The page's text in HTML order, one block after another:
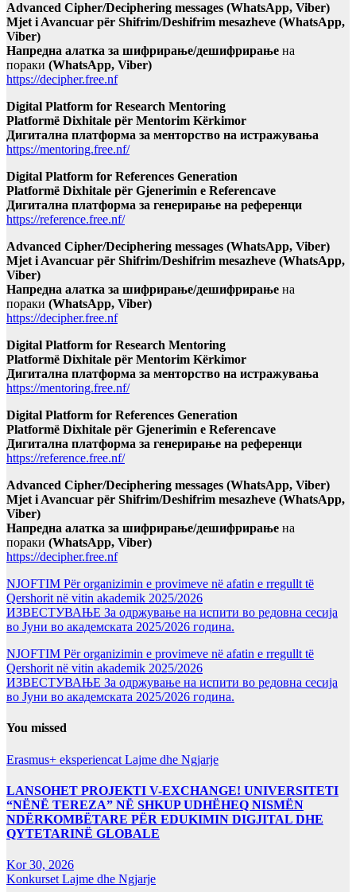
Advanced Cipher/Deciphering messages (WhatsApp, Viber)
Mjet i Avancuar për Shifrim/Deshifrim mesazheve (WhatsApp,
Viber)
Напредна алатка за шифрирање/дешифрирање на
пораки (WhatsApp, Viber)
https://decipher.free.nf
Digital Platform for Research Mentoring
Platformë Dixhitale për Mentorim Kërkimor
Дигитална платформа за менторство на истражувања
https://mentoring.free.nf/
Digital Platform for References Generation
Platformë Dixhitale për Gjenerimin e Referencave
Дигитална платформа за генерирање на референци
https://reference.free.nf/
Advanced Cipher/Deciphering messages (WhatsApp, Viber)
Mjet i Avancuar për Shifrim/Deshifrim mesazheve (WhatsApp,
Viber)
Напредна алатка за шифрирање/дешифрирање на
пораки (WhatsApp, Viber)
https://decipher.free.nf
Digital Platform for Research Mentoring
Platformë Dixhitale për Mentorim Kërkimor
Дигитална платформа за менторство на истражувања
https://mentoring.free.nf/
Digital Platform for References Generation
Platformë Dixhitale për Gjenerimin e Referencave
Дигитална платформа за генерирање на референци
https://reference.free.nf/
Advanced Cipher/Deciphering messages (WhatsApp, Viber)
Mjet i Avancuar për Shifrim/Deshifrim mesazheve (WhatsApp,
Viber)
Напредна алатка за шифрирање/дешифрирање на
пораки (WhatsApp, Viber)
https://decipher.free.nf
NJOFTIM Për organizimin e provimeve në afatin e rregullt të
Qershorit në vitin akademik 2025/2026
ИЗВЕСТУВАЊЕ За одржување на испити во редовна сесија
во Јуни во академската 2025/2026 година.
NJOFTIM Për organizimin e provimeve në afatin e rregullt të
Qershorit në vitin akademik 2025/2026
ИЗВЕСТУВАЊЕ За одржување на испити во редовна сесија
во Јуни во академската 2025/2026 година.
You missed
Erasmus+ eksperiencat Lajme dhe Ngjarje
LANSOHET PROJEKTI V-EXCHANGE! UNIVERSITETI
“NËNË TEREZA” NË SHKUP UDHËHEQ NISMËN
NDËRKOMBËTARE PËR EDUKIMIN DIGJITAL DHE
QYTETARINË GLOBALE
Kor 30, 2026
Konkurset Lajme dhe Ngjarje